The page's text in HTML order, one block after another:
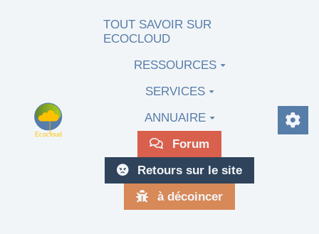
Aller au contenu principal
TOUT SAVOIR SUR
ECOCLOUD
RESSOURCES
SERVICES
ANNUAIRE
Forum
Retours sur le site
à décoincer